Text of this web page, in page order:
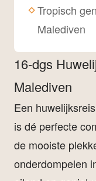
16-dgs
Malediven
Een
is dé perfecte
de mooiste
onderdompelen
Tropisch
Malediven